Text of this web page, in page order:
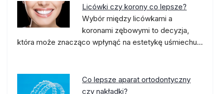
Licówki czy korony co lepsze?
Wybór między licówkami a
koronami zębowymi to decyzja,
która może znacząco wpłynąć na estetykę uśmiechu…
Co lepsze aparat ortodontyczny
czy nakładki?